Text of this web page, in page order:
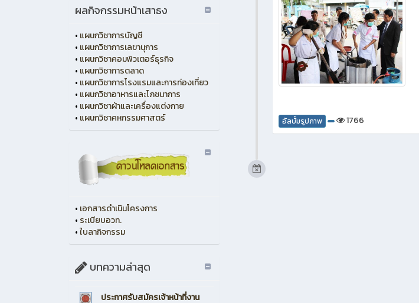
ผลกิจกรรมหน้าเสาธง
• แผนกวิชาการบัญชี
• แผนกวิชาการเลขานุการ
• แผนกวิชาคอมพิวเตอร์ธุรกิจ
• แผนกวิชาการตลาด
• แผนกวิชาการโรงแรมและการท่องเที่ยว
• แผนกวิชาอาหารและโภชนาการ
• แผนกวิชาผ้าและเครื่องแต่งกาย
• แผนกวิชาคหกรรมศาสตร์
• เอกสารดำเนินโครงการ
• ระเบียบอวท.
•ใบลากิจกรรม
อัลบั้มรูปภาพ 1766
บทความล่าสุด
ประกาศรับสมัครเจ้าหน้าที่งาน